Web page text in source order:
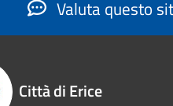
Valuta questo
Città di Erice